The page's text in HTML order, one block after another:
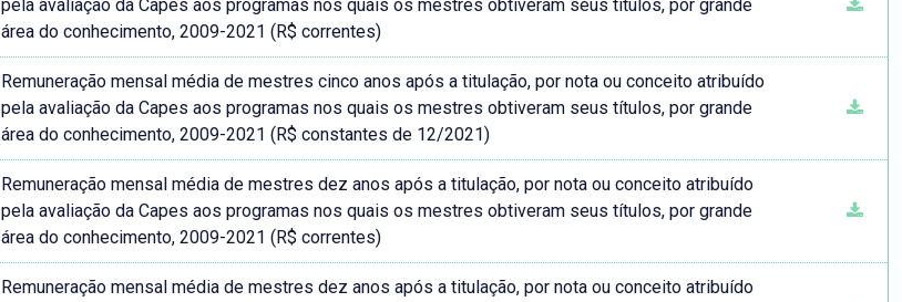
pela avaliação da Capes aos programas nos quais os mestres obtiveram seus títulos, por grande
área do conhecimento, 2009-2021 (R$ correntes)
Remuneração mensal média de mestres cinco anos após a titulação, por nota ou conceito atribuído
pela avaliação da Capes aos programas nos quais os mestres obtiveram seus títulos, por grande
área do conhecimento, 2009-2021 (R$ constantes de 12/2021)
Remuneração mensal média de mestres dez anos após a titulação, por nota ou conceito atribuído
pela avaliação da Capes aos programas nos quais os mestres obtiveram seus títulos, por grande
área do conhecimento, 2009-2021 (R$ correntes)
Remuneração mensal média de mestres dez anos após a titulação, por nota ou conceito atribuído